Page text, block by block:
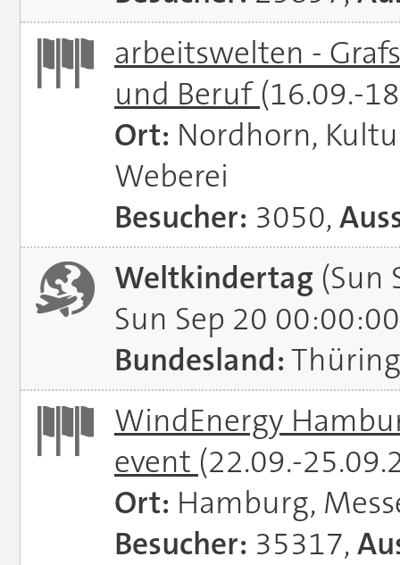
arbeitswelten -
und Beruf (16.09.-
Ort: Nordhorn,
Weberei
Besucher: 3050,
Weltkindertag (Sun
Sun Sep 20
Bundesland:
WindEnergy
event (22.09.-
Ort: Hamburg,
Besucher: 35317,